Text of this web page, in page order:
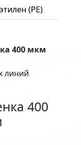
(PE)
400 мкм
линий
400